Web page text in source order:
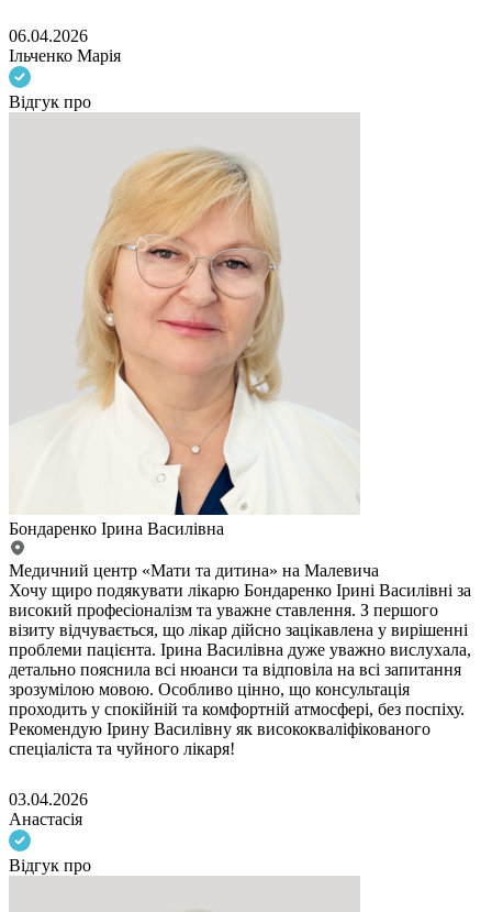
06.04.2026
Ільченко Марія
Відгук про
Бондаренко Ірина Василівна
Медичний центр «Мати та дитина» на Малевича
Хочу щиро подякувати лікарю Бондаренко Ірині Василівні за
високий професіоналізм та уважне ставлення. З першого
візиту відчувається, що лікар дійсно зацікавлена у вирішенні
проблеми пацієнта. Ірина Василівна дуже уважно вислухала,
детально пояснила всі нюанси та відповіла на всі запитання
зрозумілою мовою. Особливо цінно, що консультація
проходить у спокійній та комфортній атмосфері, без поспіху.
Рекомендую Ірину Василівну як висококваліфікованого
спеціаліста та чуйного лікаря!
03.04.2026
Анастасія
Відгук про